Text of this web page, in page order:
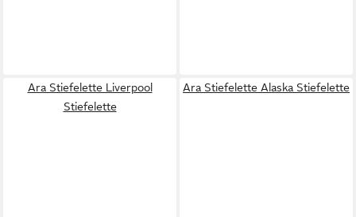
Ara Stiefelette Liverpool
Stiefelette
Ara Stiefelette Alaska Stiefelette